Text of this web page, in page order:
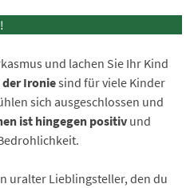
und lachen Sie Ihr Kind
der Ironiesind für viele Kinder
sich ausgeschlossen und
ist hingegen positiv und
uralter Lieblingsteller, den du